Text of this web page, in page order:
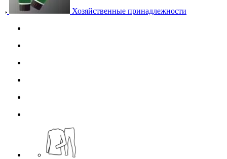
Хозяйственные принадлежности